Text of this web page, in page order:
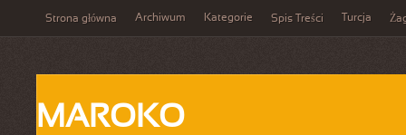
Strona główna Archiwum Kategorie Spis Treści Turcja
MAROKO